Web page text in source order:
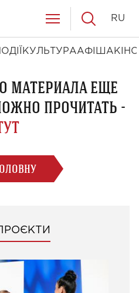
КУЛЬТУРААФІША КІНО
RU
МАТЕРИАЛА ЕЩЕ
ПРОЧИТАТЬ -